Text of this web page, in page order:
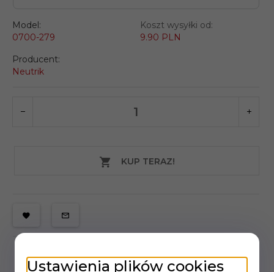
Model:
0700-279
Koszt wysyłki od:
9.90 PLN
Producent:
Neutrik
KUP TERAZ!
Ustawienia plików cookies